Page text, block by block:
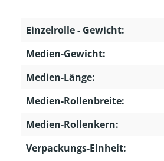
Einzelrolle - Gewicht:
Medien-Gewicht:
Medien-Länge:
Medien-Rollenbreite:
Medien-Rollenkern:
Verpackungs-Einheit: